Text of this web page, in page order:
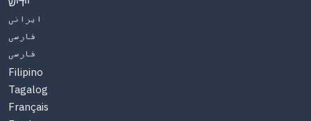
ایرانی
فارسی
فارسی
Filipino
Tagalog
Français